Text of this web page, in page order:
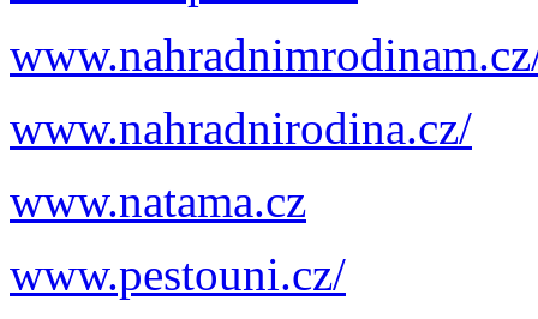
www.nahradnirodina.cz/
www.natama.cz
www.pestouni.cz/